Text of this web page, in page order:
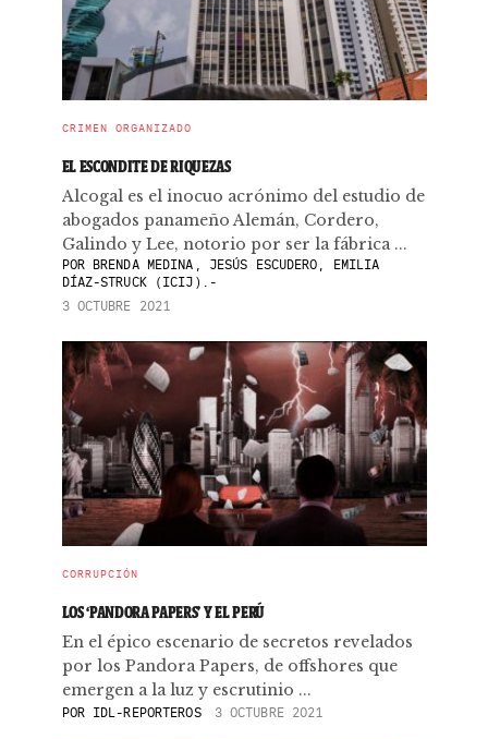
CRIMEN ORGANIZADO
EL ESCONDITE DE RIQUEZAS
Alcogal es el inocuo acrónimo del estudio de
abogados panameño Alemán, Cordero,
Galindo y Lee, notorio por ser la fábrica ...
PORBRENDA MEDINA, JESÚS ESCUDERO, EMILIA
DÍAZ-STRUCK (ICIJ).-
3 OCTUBRE 2021
CORRUPCIÓN
LOS ‘PANDORA PAPERS’ Y EL PERÚ
En el épico escenario de secretos revelados
por los Pandora Papers, de offshores que
emergen a la luz y escrutinio ...
POR IDL-REPORTEROS 3 OCTUBRE 2021